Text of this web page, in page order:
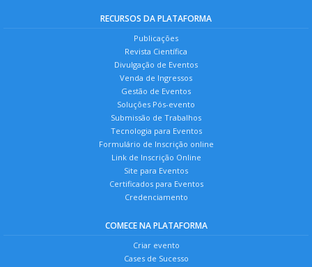
RECURSOS DA PLATAFORMA
Publicações
Revista Científica
Divulgação de Eventos
Venda de Ingressos
Gestão de Eventos
Soluções Pós-evento
Submissão de Trabalhos
Tecnologia para Eventos
Formulário de Inscrição online
Link de Inscrição Online
Site para Eventos
Certificados para Eventos
Credenciamento
COMECE NA PLATAFORMA
Criar evento
Cases de Sucesso